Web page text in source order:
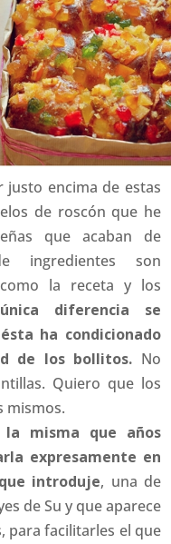
justo encima de estas
de roscón que he
que acaban de
ingredientes son
la receta y los
diferencia se
ha condicionado
de los bollitos. No
Quiero que los
mismos.
misma que años
expresamente en
introduje, una de
de Su y que aparece
para facilitarles el que